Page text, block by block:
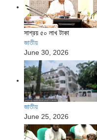
সাশ্রয় ৫০ লাখ টাকা
জাতীয়
June 30, 2026
জাতীয়
June 25, 2026